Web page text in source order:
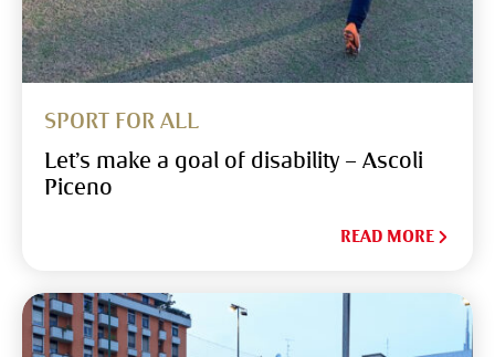
SPORT FOR ALL
Let’s make a goal of disability – Ascoli
Piceno
READ MORE